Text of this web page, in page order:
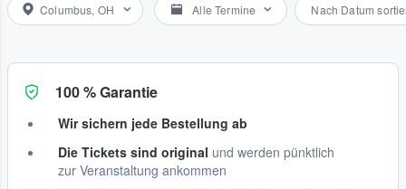
Columbus, OH Alle Termine Nach Datum
100 % Garantie
Wir sichern jede Bestellung ab
Die Tickets sind original und werden pünktlich
zur Veranstaltung ankommen